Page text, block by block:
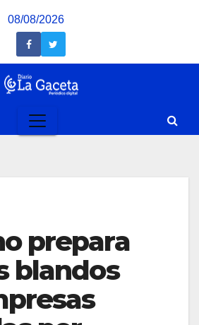
08/08/2026
prepara
blandos